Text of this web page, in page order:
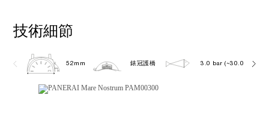
技術細節
52mm 錶冠護橋 3.0 bar (~30.0 metres)